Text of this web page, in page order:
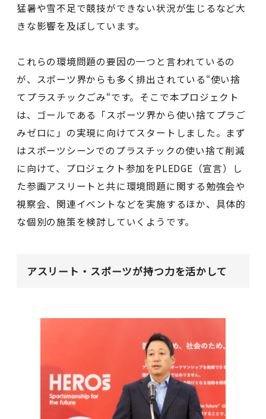
猛暑や雪不足で競技ができない状況が生じるなど大
きな影響を及ぼしています。
これらの環境問題の要因の一つと言われているの
が、スポーツ界からも多く排出されている“使い捨
てプラスチックごみ“です。そこで本プロジェクト
は、ゴールである「スポーツ界から使い捨てプラご
みゼロに」の実現に向けてスタートしました。まず
はスポーツシーンでのプラスチックの使い捨て削減
に向けて、プロジェクト参加をPLEDGE（宣言）し
た参画アスリートと共に環境問題に関する勉強会や
視察会、関連イベントなどを実施するほか、具体的
な個別の施策を検討していくようです。
アスリート・スポーツが持つ力を活かして